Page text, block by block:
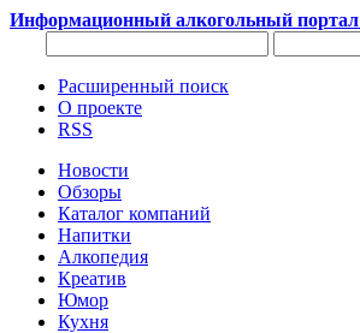
Информационный алкогольный
Расширенный поиск
О проекте
RSS
Новости
Обзоры
Каталог компаний
Напитки
Алкопедия
Креатив
Юмор
Кухня